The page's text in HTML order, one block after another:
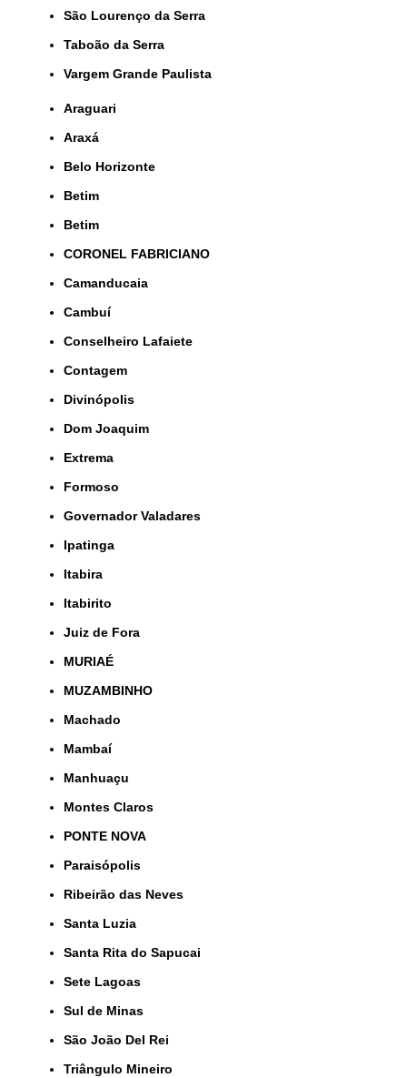
São Lourenço da Serra
Taboão da Serra
Vargem Grande Paulista
Araguari
Araxá
Belo Horizonte
Betim
Betim
CORONEL FABRICIANO
Camanducaia
Cambuí
Conselheiro Lafaiete
Contagem
Divinópolis
Dom Joaquim
Extrema
Formoso
Governador Valadares
Ipatinga
Itabira
Itabirito
Juiz de Fora
MURIAÉ
MUZAMBINHO
Machado
Mambaí
Manhuaçu
Montes Claros
PONTE NOVA
Paraisópolis
Ribeirão das Neves
Santa Luzia
Santa Rita do Sapucai
Sete Lagoas
Sul de Minas
São João Del Rei
Triângulo Mineiro